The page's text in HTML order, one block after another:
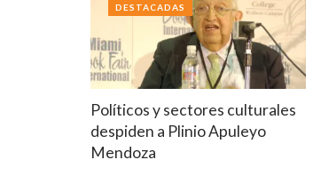
Políticos y sectores culturales
despiden a Plinio Apuleyo
Mendoza
DESTACADAS